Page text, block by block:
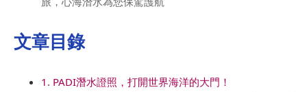
文章目錄
1. PADI潛水證照，打開世界海洋的大門！